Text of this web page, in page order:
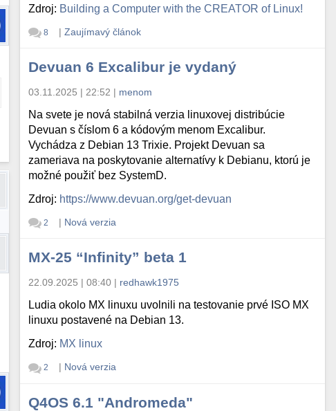
Zdroj: Building a Computer with the CREATOR of Linux!
8 | Zaujímavý článok
Devuan 6 Excalibur je vydaný
03.11.2025 | 22:52 | menom
Na svete je nová stabilná verzia linuxovej distribúcie
Devuan s číslom 6 a kódovým menom Excalibur.
Vychádza z Debian 13 Trixie. Projekt Devuan sa
zameriava na poskytovanie alternatívy k Debianu, ktorú je
možné použiť bez SystemD.
Zdroj: https://www.devuan.org/get-devuan
2 | Nová verzia
MX-25 “Infinity” beta 1
22.09.2025 | 08:40 | redhawk1975
Ludia okolo MX linuxu uvolnili na testovanie prvé ISO MX
linuxu postavené na Debian 13.
Zdroj: MX linux
2 | Nová verzia
Q4OS 6.1 "Andromeda"